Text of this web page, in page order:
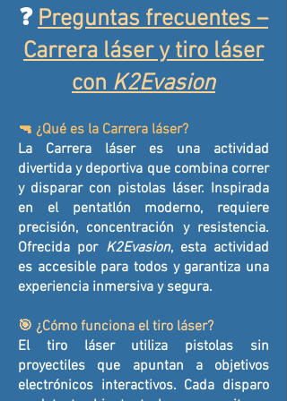
❓ Preguntas frecuentes –
Carrera láser y tiro láser
con K2Evasion
🔫 ¿Qué es la Carrera láser?
La Carrera láser es una actividad
divertida y deportiva que combina correr
y disparar con pistolas láser. Inspirada
en el pentatlón moderno, requiere
precisión, concentración y resistencia.
Ofrecida por K2Evasion, esta actividad
es accesible para todos y garantiza una
experiencia inmersiva y segura.
🎯 ¿Cómo funciona el tiro láser?
El tiro láser utiliza pistolas sin
proyectiles que apuntan a objetivos
electrónicos interactivos. Cada disparo